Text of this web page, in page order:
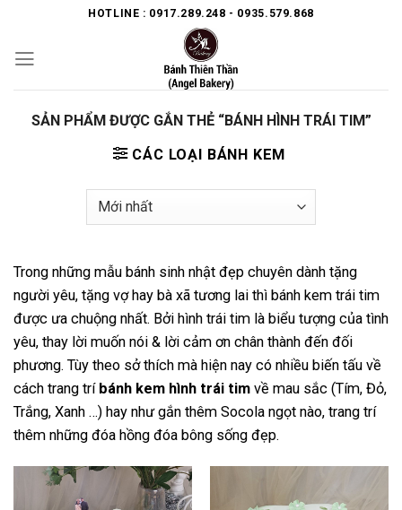
content
HOTLINE : 0917.289.248 - 0935.579.868
SẢN PHẨM ĐƯỢC GẮN THẺ “BÁNH HÌNH TRÁI TIM”
CÁC LOẠI BÁNH KEM
Trong những mẫu bánh sinh nhật đẹp chuyên dành tặng
người yêu, tặng vợ hay bà xã tương lai thì bánh kem trái tim
được ưa chuộng nhất. Bởi hình trái tim là biểu tượng của tình
yêu, thay lời muốn nói & lời cảm ơn chân thành đến đối
phương. Tùy theo sở thích mà hiện nay có nhiều biến tấu về
cách trang trí bánh kem hình trái tim về mau sắc (Tím, Đỏ,
Trắng, Xanh …) hay như gắn thêm Socola ngọt nào, trang trí
thêm những đóa hồng đóa bông sống đẹp.